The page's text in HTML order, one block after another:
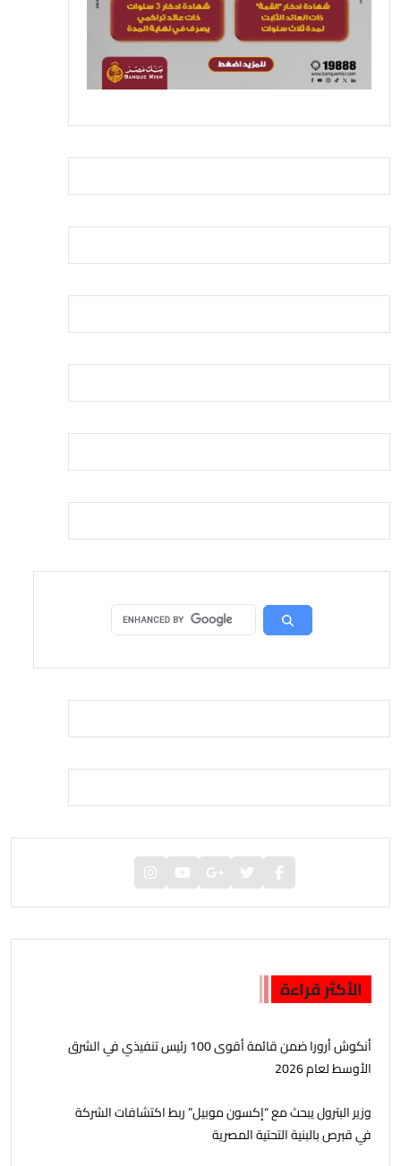
الأكثر قراءة
أنكوش أرورا ضمن قائمة أقوى 100 رئيس تنفيذي في الشرق
الأوسط لعام 2026
وزير البترول يبحث مع “إكسون موبيل” ربط اكتشافات الشركة
في قبرص بالبنية التحتية المصرية